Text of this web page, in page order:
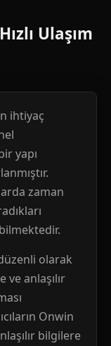
Ulaşım
ihtiyaç
yapı
zaman
olarak
anlaşılır
Onwin
bilgilere